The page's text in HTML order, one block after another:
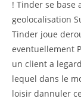
! Tinder se base
geolocalisation
Tinder joue
eventuellement
un client a
lequel dans le
loisir dannuler